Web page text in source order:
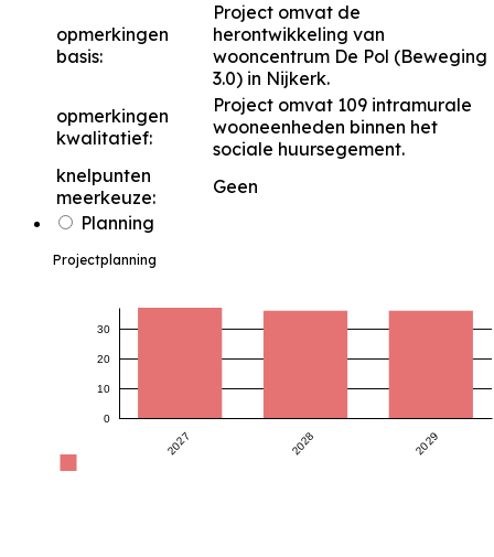
opmerkingen
basis:
Project omvat de
herontwikkeling van
wooncentrum De Pol (Beweging
3.0) in Nijkerk.
opmerkingen
kwalitatief:
Project omvat 109 intramurale
wooneenheden binnen het
sociale huursegement.
knelpunten
meerkeuze:
Geen
Planning
Projectplanning
0
10
20
30
2027 2028 2029